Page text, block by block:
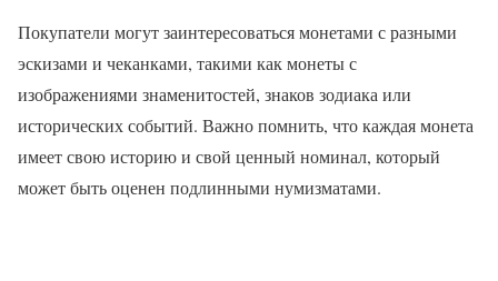
Покупатели могут заинтересоваться монетами с разными
эскизами и чеканками, такими как монеты с
изображениями знаменитостей, знаков зодиака или
исторических событий. Важно помнить, что каждая монета
имеет свою историю и свой ценный номинал, который
может быть оценен подлинными нумизматами.